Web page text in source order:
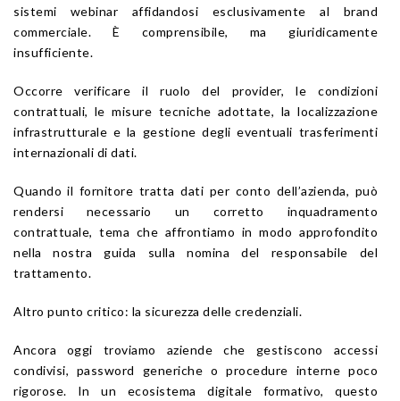
sistemi webinar affidandosi esclusivamente al brand
commerciale. È comprensibile, ma giuridicamente
insufficiente.
Occorre verificare il ruolo del provider, le condizioni
contrattuali, le misure tecniche adottate, la localizzazione
infrastrutturale e la gestione degli eventuali trasferimenti
internazionali di dati.
Quando il fornitore tratta dati per conto dell’azienda, può
rendersi necessario un corretto inquadramento
contrattuale, tema che affrontiamo in modo approfondito
nella nostra guida sulla nomina del responsabile del
trattamento.
Altro punto critico: la sicurezza delle credenziali.
Ancora oggi troviamo aziende che gestiscono accessi
condivisi, password generiche o procedure interne poco
rigorose. In un ecosistema digitale formativo, questo